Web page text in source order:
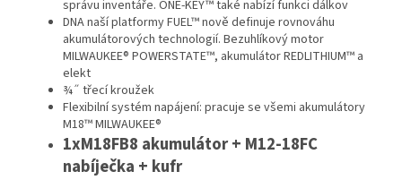
správu inventáře. ONE-KEY™ také nabízí funkci dálkov
DNA naší platformy FUEL™ nově definuje rovnováhu
akumulátorových technologií. Bezuhlíkový motor
MILWAUKEE® POWERSTATE™, akumulátor REDLITHIUM™ a
elekt
¾˝ třecí kroužek
Flexibilní systém napájení: pracuje se všemi akumulátory
M18™ MILWAUKEE®
1xM18FB8 akumulátor + M12-18FC
nabíječka + kufr